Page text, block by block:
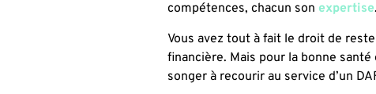
compétences, chacun son expertise.
Vous avez tout à fait le droit de
financière. Mais pour la bonne
songer à recourir au service d’un